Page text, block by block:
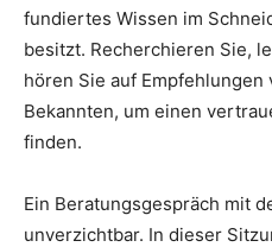
fundiertes Wissen im
besitzt. Recherchieren Sie,
hören Sie auf
Bekannten, um einen
finden.
Ein Beratungsgespräch mit
unverzichtbar. In dieser